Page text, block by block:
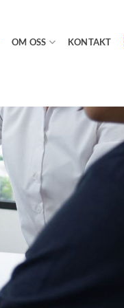
OM OSS KONTAKT